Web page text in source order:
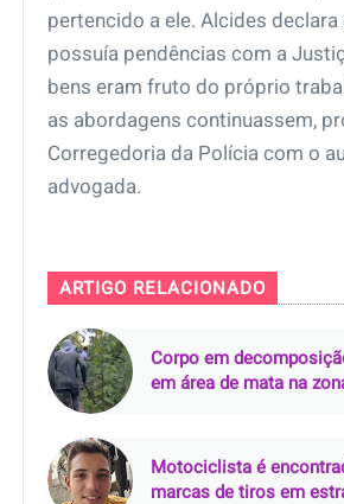
pertencido a ele. Alcides declara
possuía pendências com a
bens eram fruto do próprio
as abordagens continuassem,
Corregedoria da Polícia com o
advogada.
ARTIGO RELACIONADO
Corpo em
em área de mata na
Motociclista é
marcas de tiros em